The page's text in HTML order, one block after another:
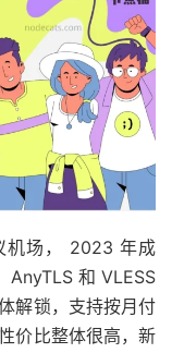
机场， 2023 年成
AnyTLS 和 VLESS
解锁，支持按月付
价比整体很高，新